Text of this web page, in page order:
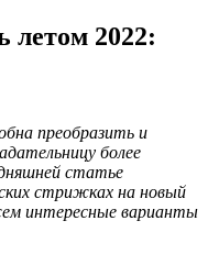
летом 2022:
преобразить и
более
статье
стрижках на новый
интересные варианты